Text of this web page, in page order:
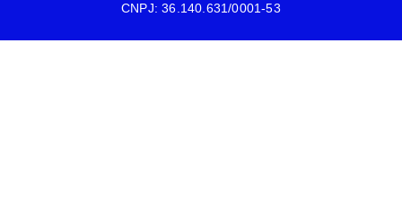
CNPJ: 36.140.631/0001-53